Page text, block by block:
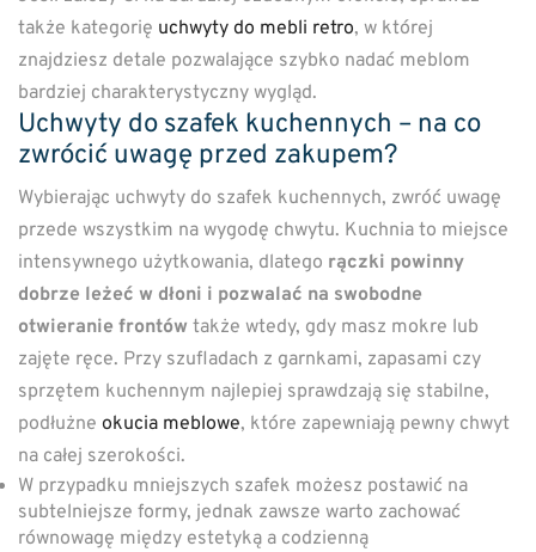
także kategorię uchwyty do mebli retro, w której
znajdziesz detale pozwalające szybko nadać meblom
bardziej charakterystyczny wygląd.
Uchwyty do szafek kuchennych – na co
zwrócić uwagę przed zakupem?
Wybierając uchwyty do szafek kuchennych, zwróć uwagę
przede wszystkim na wygodę chwytu. Kuchnia to miejsce
intensywnego użytkowania, dlatego rączki powinny
dobrze leżeć w dłoni i pozwalać na swobodne
otwieranie frontów także wtedy, gdy masz mokre lub
zajęte ręce. Przy szufladach z garnkami, zapasami czy
sprzętem kuchennym najlepiej sprawdzają się stabilne,
podłużne okucia meblowe, które zapewniają pewny chwyt
na całej szerokości.
W przypadku mniejszych szafek możesz postawić na
subtelniejsze formy, jednak zawsze warto zachować
równowagę między estetyką a codzienną